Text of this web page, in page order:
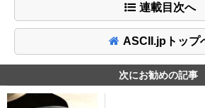
連載目次へ
ASCII.jpトップ
次にお勧めの記事